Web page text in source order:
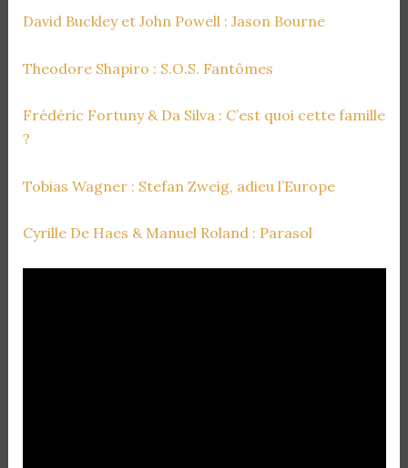
David Buckley et John Powell : Jason Bourne
Theodore Shapiro : S.O.S. Fantômes
Frédéric Fortuny & Da Silva : C’est quoi cette famille
?
Tobias Wagner : Stefan Zweig, adieu l’Europe
Cyrille De Haes & Manuel Roland : Parasol